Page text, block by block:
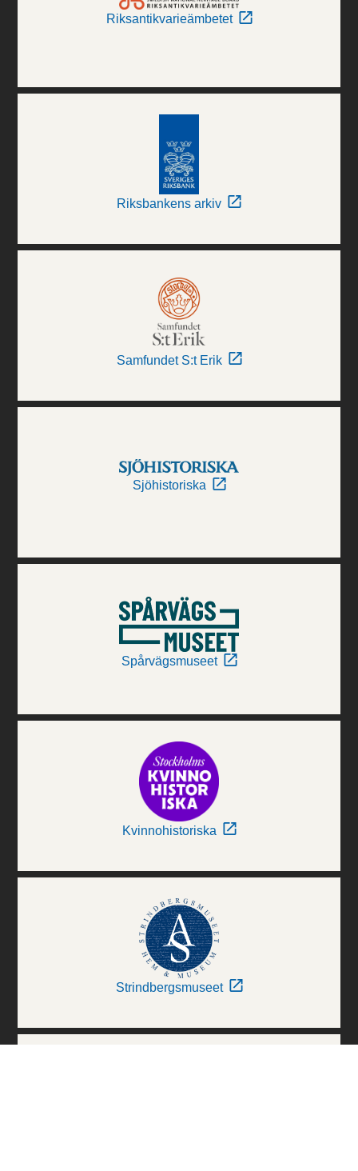
Riksantikvarieämbetet
Riksbankens arkiv
Samfundet S:t Erik
Sjöhistoriska
Spårvägsmuseet
Kvinnohistoriska
Strindbergsmuseet